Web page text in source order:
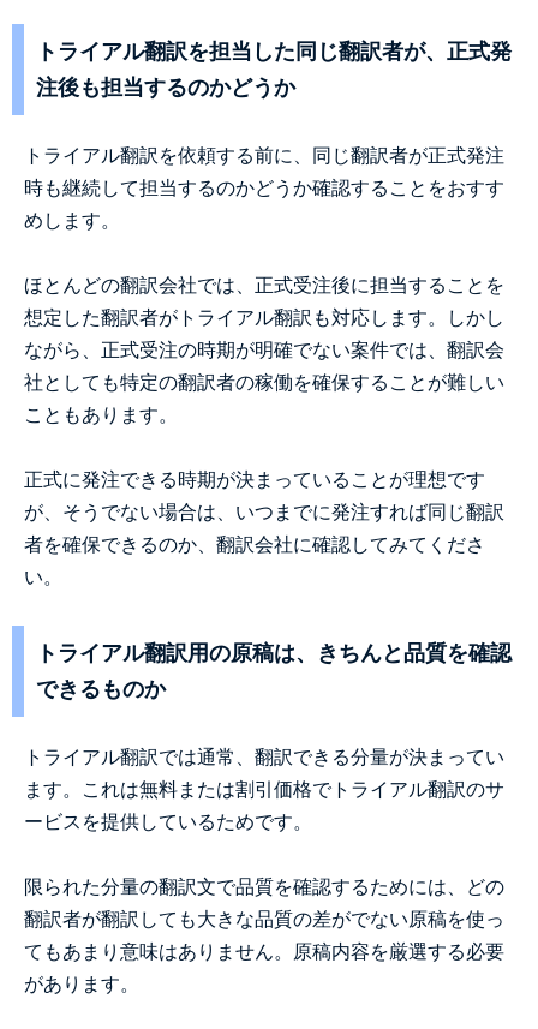
トライアル翻訳を担当した同じ翻訳者が、正式発
注後も担当するのかどうか
トライアル翻訳を依頼する前に、同じ翻訳者が正式発注
時も継続して担当するのかどうか確認することをおすす
めします。
ほとんどの翻訳会社では、正式受注後に担当することを
想定した翻訳者がトライアル翻訳も対応します。しかし
ながら、正式受注の時期が明確でない案件では、翻訳会
社としても特定の翻訳者の稼働を確保することが難しい
こともあります。
正式に発注できる時期が決まっていることが理想です
が、そうでない場合は、いつまでに発注すれば同じ翻訳
者を確保できるのか、翻訳会社に確認してみてくださ
い。
トライアル翻訳用の原稿は、きちんと品質を確認
できるものか
トライアル翻訳では通常、翻訳できる分量が決まってい
ます。これは無料または割引価格でトライアル翻訳のサ
ービスを提供しているためです。
限られた分量の翻訳文で品質を確認するためには、どの
翻訳者が翻訳しても大きな品質の差がでない原稿を使っ
てもあまり意味はありません。原稿内容を厳選する必要
があります。